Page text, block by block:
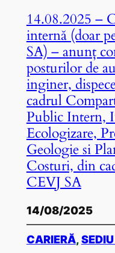
14.08.2025 –
internă (doar
SA) – anunț
posturilor de
inginer,
cadrul
Public Intern,
Ecologizare,
Geologie si
Costuri, din
CEVJ SA
14/08/2025
CARIERĂ,